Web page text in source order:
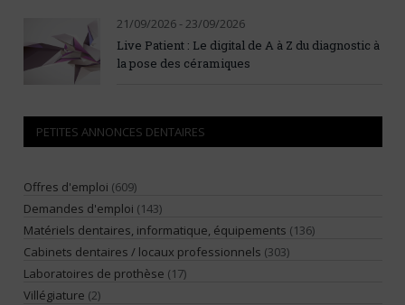
21/09/2026 - 23/09/2026
Live Patient : Le digital de A à Z du diagnostic à
la pose des céramiques
PETITES ANNONCES DENTAIRES
Offres d'emploi (609)
Demandes d'emploi (143)
Matériels dentaires, informatique, équipements (136)
Cabinets dentaires / locaux professionnels (303)
Laboratoires de prothèse (17)
Villégiature (2)